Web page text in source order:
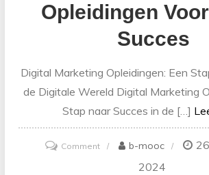
Opleidingen
Succes
Digital Marketing Opleidingen: Een
de Digitale Wereld Digital Marketing
Stap naar Succes in de […]
Commenton
b-mooc
2024